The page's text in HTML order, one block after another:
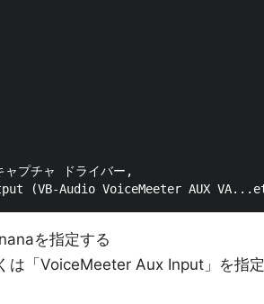
プチャ ドライバー,
を指定する
は「VoiceMeeter Aux Input」を指